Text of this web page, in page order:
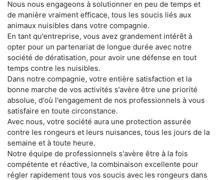
Nous nous engageons à solutionner en peu de temps et
de manière vraiment efficace, tous les soucis liés aux
animaux nuisibles dans votre compagnie.
En tant qu'entreprise, vous avez grandement intérêt à
opter pour un partenariat de longue durée avec notre
société de dératisation, pour avoir une défense en tout
temps contre les nuisibles.
Dans notre compagnie, votre entière satisfaction et la
bonne marche de vos activités s'avère être une priorité
absolue, d'où l'engagement de nos professionnels à vous
satisfaire en toute circonstance.
Avec nous, votre société aura une protection assurée
contre les rongeurs et leurs nuisances, tous les jours de la
semaine et à toute heure.
Notre équipe de professionnels s'avère être à la fois
compétente et réactive, la combinaison excellente pour
régler rapidement tous vos soucis avec les rongeurs dans